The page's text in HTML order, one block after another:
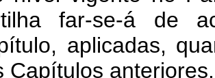
far-se-á de
aplicadas,
Capítulos